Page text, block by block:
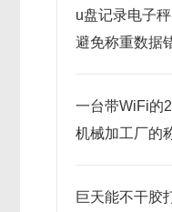
u盘记录电子
避免称重数据
一台带WiFi的
机械加工厂的
巨天能不干胶